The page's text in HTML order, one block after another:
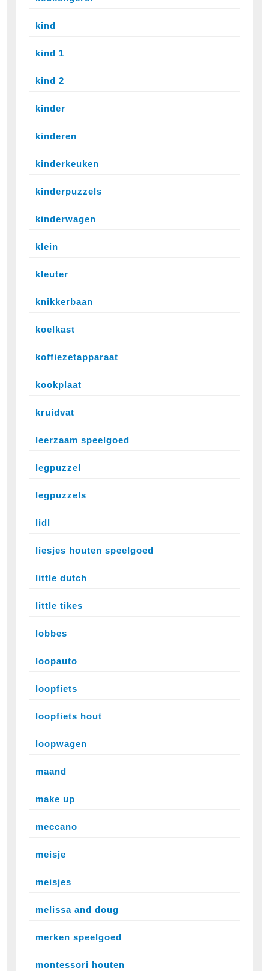
kind
kind 1
kind 2
kinder
kinderen
kinderkeuken
kinderpuzzels
kinderwagen
klein
kleuter
knikkerbaan
koelkast
koffiezetapparaat
kookplaat
kruidvat
leerzaam speelgoed
legpuzzel
legpuzzels
lidl
liesjes houten speelgoed
little dutch
little tikes
lobbes
loopauto
loopfiets
loopfiets hout
loopwagen
maand
make up
meccano
meisje
meisjes
melissa and doug
merken speelgoed
montessori houten